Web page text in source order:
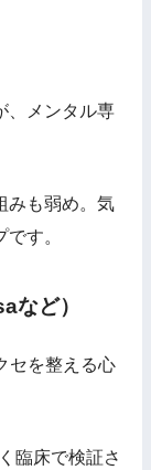
、メンタル専
みも弱め。気
す。
など）
セを整える心
臨床で検証さ